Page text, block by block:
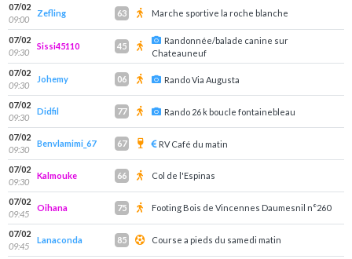
07/02
09:00
Zefling 63 Marche sportive la roche blanche
07/02
09:30
Sissi45110 45
Randonnée/balade canine sur
Chateauneuf
07/02
09:30
Johemy 06 Rando Via Augusta
07/02
09:30
Didfil 77 Rando 26 k boucle fontainebleau
07/02
09:30
Benvlamimi_67 67 RV Café du matin
07/02
09:30
Kalmouke 66 Col de l'Espinas
07/02
09:45
Oihana 75 Footing Bois de Vincennes Daumesnil n°260
07/02
09:45
Lanaconda 85 Course a pieds du samedi matin